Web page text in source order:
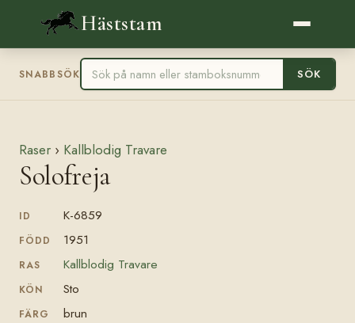
Häststam
SNABBSÖK SÖK
Raser › Kallblodig Travare
Solofreja
ID K-6859
FÖDD 1951
RAS Kallblodig Travare
KÖN Sto
FÄRG brun